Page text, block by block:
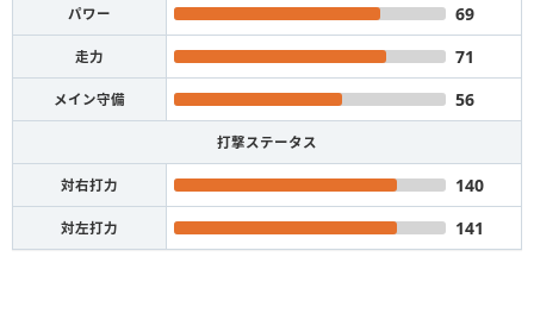
パワー 69
走力 71
メイン守備 56
打撃ステータス
対右打力 140
対左打力 141